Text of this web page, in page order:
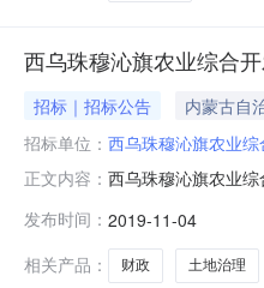
西乌珠穆沁旗农业综合
招标｜招标公告
内蒙古自
招标单位： 西乌珠穆沁旗农业
正文内容： 西乌珠穆沁旗农业
结余财政资金(二次
类）新打
发布时间： 2019-11-04
相关产品：
财政 土地治理